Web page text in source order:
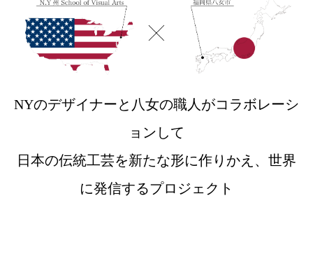
NYのデザイナーと八女の職人がコラボレーシ
ョンして
日本の伝統工芸を新たな形に作りかえ、世界
に発信するプロジェクト